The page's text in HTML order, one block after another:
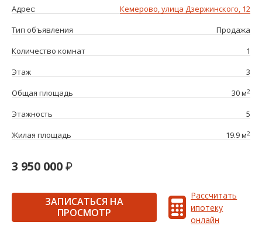
Адрес:
Кемерово, улица Дзержинского, 12
Тип объявления
Продажа
Количество комнат
1
Этаж
3
Общая площадь
30 м2
Этажность
5
Жилая площадь
19.9 м2
3 950 000
ЗАПИСАТЬСЯ НА
ПРОСМОТР
Рассчитать
ипотеку
онлайн